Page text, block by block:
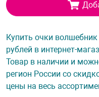
Купить очки
рублей в интернет-
Товар в наличии и
регион России со
цены на весь